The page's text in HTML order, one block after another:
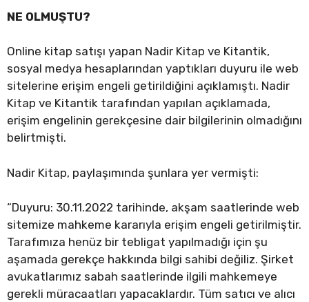
NE OLMUŞTU?
Online kitap satışı yapan Nadir Kitap ve Kitantik,
sosyal medya hesaplarından yaptıkları duyuru ile web
sitelerine erişim engeli getirildiğini açıklamıştı. Nadir
Kitap ve Kitantik tarafından yapılan açıklamada,
erişim engelinin gerekçesine dair bilgilerinin olmadığını
belirtmişti.
Nadir Kitap, paylaşımında şunlara yer vermişti:
“Duyuru: 30.11.2022 tarihinde, akşam saatlerinde web
sitemize mahkeme kararıyla erişim engeli getirilmiştir.
Tarafımıza henüz bir tebligat yapılmadığı için şu
aşamada gerekçe hakkında bilgi sahibi değiliz. Şirket
avukatlarımız sabah saatlerinde ilgili mahkemeye
gerekli müracaatları yapacaklardır. Tüm satıcı ve alıcı